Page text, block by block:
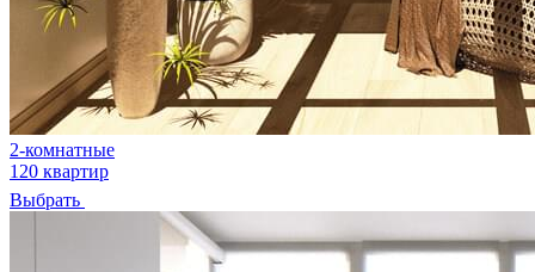
2-комнатные
120 квартир
Выбрать